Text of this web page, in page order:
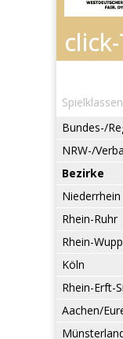
Bundes-/
NRW-/
Bezirke
Niederrhein
Rhein-Ruhr
Rhein-
Köln
Rhein-Erft-
Aachen/